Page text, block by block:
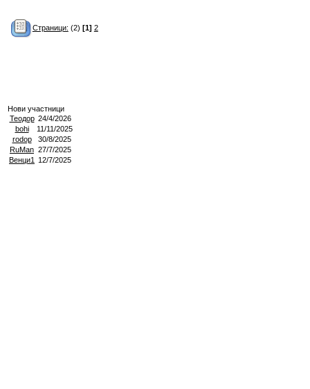
Страници: (2) [1] 2
Нови участници
Теодор 24/4/2026
bohi
11/11/2025
rodop
30/8/2025
RuMan 27/7/2025
Венци1
12/7/2025